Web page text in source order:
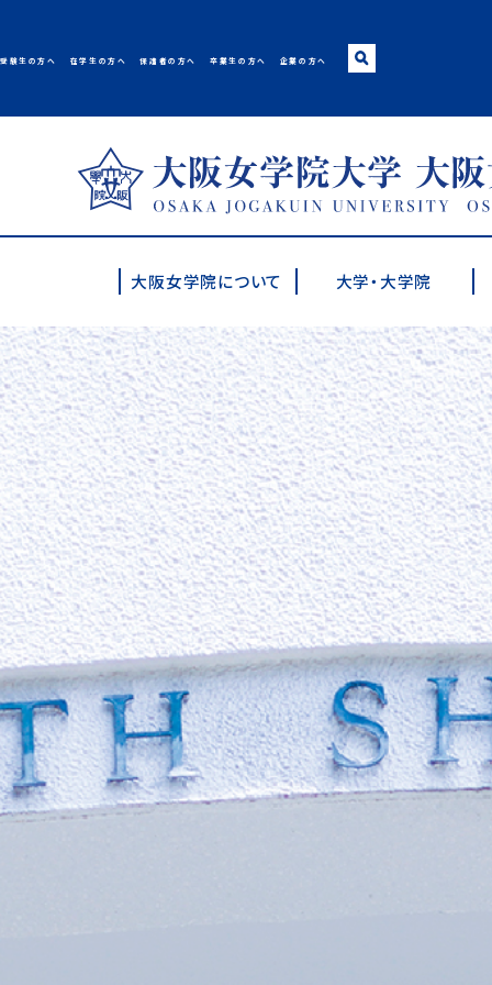
受験生の方へ 在学生の方へ 保護者の方へ 卒業生の方へ 企業の方へ
大阪女学院大学･短期
大阪女学院について 大学・大学院